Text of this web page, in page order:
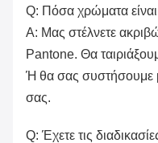
Q: Πόσα χρώματα είναι
Α: Μας στέλνετε
Pantone. Θα
Ή θα σας συστήσουμε
σας.
Q: Έχετε τις